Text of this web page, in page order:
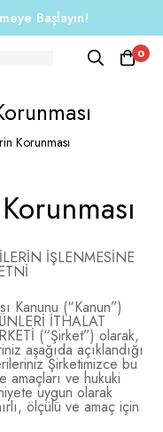
Başlayın!
0
Korunması
İŞLENMESİNE
Kanunu (“Kanun”)
İTHALAT
(“Şirket”) olarak,
aşağıda açıklandığı
Şirketimizce bu
amaçları ve hukuki
uygun olarak
ölçülü ve amaç için